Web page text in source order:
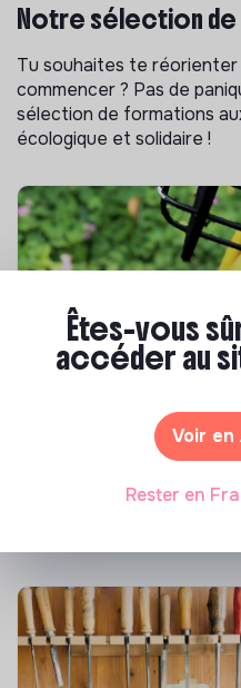
Notre sélection de
Tu souhaites te réorienter
commencer ? Pas de
sélection de formations
écologique et solidaire !
Les 25 meilleures
Marianne Roussel • 17
Êtes-vous
accéder au
Voir en
Rester en